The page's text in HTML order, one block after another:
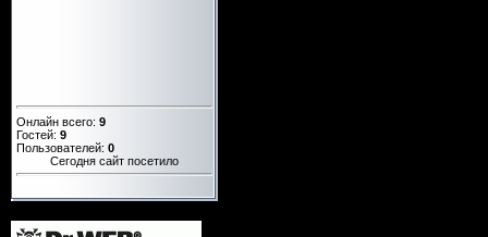
Онлайн всего: 9
Гостей: 9
Пользователей: 0
Сегодня сайт посетило